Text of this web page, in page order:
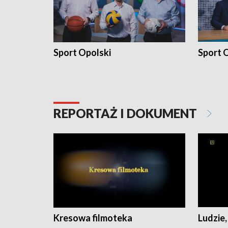
Sport Opolski Sport
REPORTAŻ I DOKUMENT
Kresowa filmoteka